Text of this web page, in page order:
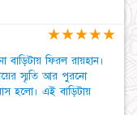
বাড়িটায় ফিরল রায়হান।
স্মৃতি আর পুরনো
হলো। এই বাড়িটায়
★★★★★